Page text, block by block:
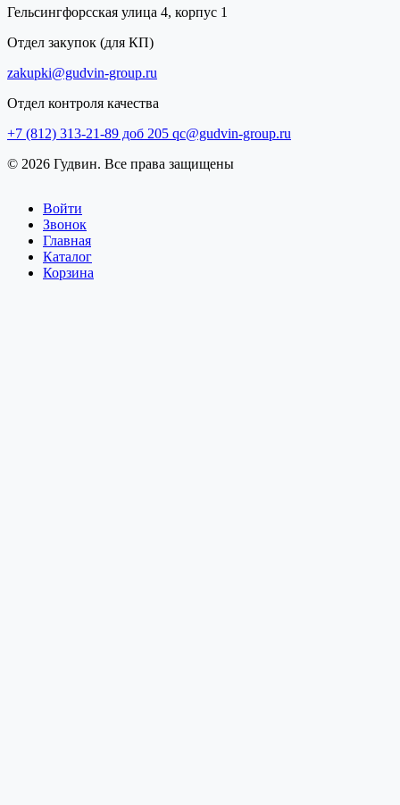
Гельсингфорсская улица 4, корпус 1
Отдел закупок (для КП)
zakupki@gudvin-group.ru
Отдел контроля качества
+7 (812) 313-21-89 доб 205 qc@gudvin-group.ru
© 2026 Гудвин. Все права защищены
Войти
Звонок
Главная
Каталог
Корзина